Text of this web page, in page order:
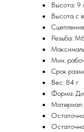
Высота: 9
Высота с
Резьба:
Мин.
Срок
Вес: 84 г
Форма: